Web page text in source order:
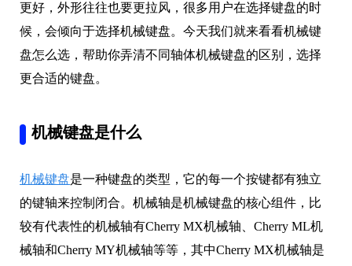
更好，外形往往也要更拉风，很多用户在选择键盘的时
候，会倾向于选择机械键盘。今天我们就来看看机械键
盘怎么选，帮助你弄清不同轴体机械键盘的区别，选择
更合适的键盘。
机械键盘是什么
机械键盘是一种键盘的类型，它的每一个按键都有独立
的键轴来控制闭合。机械轴是机械键盘的核心组件，比
较有代表性的机械轴有Cherry MX机械轴、Cherry ML机
械轴和Cherry MY机械轴等等，其中Cherry MX机械轴是